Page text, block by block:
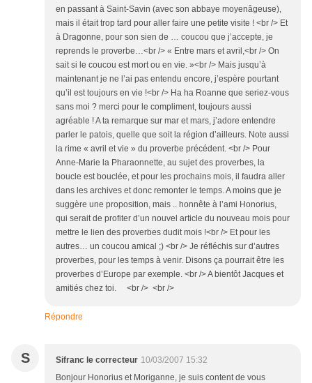
en passant à Saint-Savin (avec son abbaye moyenâgeuse),
mais il était trop tard pour aller faire une petite visite ! <br /> Et
à Dragonne, pour son sien de … coucou que j’accepte, je
reprends le proverbe…<br /> « Entre mars et avril,<br /> On
sait si le coucou est mort ou en vie. »<br /> Mais jusqu’à
maintenant je ne l’ai pas entendu encore, j’espère pourtant
qu’il est toujours en vie !<br /> Ha ha Roanne que seriez-vous
sans moi ? merci pour le compliment, toujours aussi
agréable ! A ta remarque sur mar et mars, j’adore entendre
parler le patois, quelle que soit la région d’ailleurs. Note aussi
la rime « avril et vie » du proverbe précédent. <br /> Pour
Anne-Marie la Pharaonnette, au sujet des proverbes, la
boucle est bouclée, et pour les prochains mois, il faudra aller
dans les archives et donc remonter le temps. A moins que je
suggère une proposition, mais .. honnête à l’ami Honorius,
qui serait de profiter d’un nouvel article du nouveau mois pour
mettre le lien des proverbes dudit mois !<br /> Et pour les
autres… un coucou amical ;) <br /> Je réfléchis sur d’autres
proverbes, pour les temps à venir. Disons ça pourrait être les
proverbes d’Europe par exemple. <br /> A bientôt Jacques et
amitiés chez toi. <br /> <br />
Répondre
S Sifranc le correcteur 10/03/2007 15:32
Bonjour Honorius et Moriganne, je suis content de vous